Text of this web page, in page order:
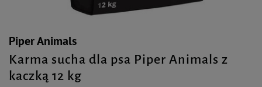
Piper Animals
Karma sucha dla psa Piper Animals z
kaczką 12 kg